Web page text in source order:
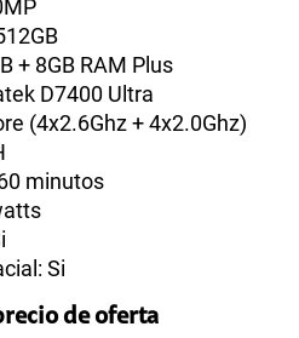
+ 8GB RAM Plus
D7400 Ultra
(4x2.6Ghz + 4x2.0Ghz)
minutos
Si
de oferta